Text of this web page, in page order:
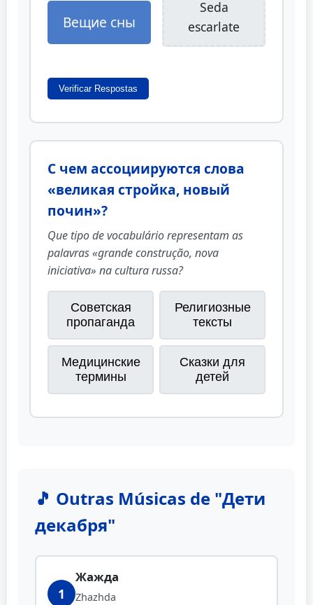
Вещие сны
Seda
escarlate
Verificar Respostas
С чем ассоциируются слова
«великая стройка, новый
почин»?
Que tipo de vocabulário representam as
palavras «grande construção, nova
iniciativa» na cultura russa?
Советская
пропаганда
Религиозные
тексты
Медицинские
термины
Сказки для
детей
🎵 Outras Músicas de "Дети
декабря"
1
Жажда
Zhazhda